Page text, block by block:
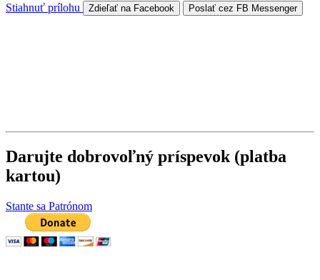
Stiahnuť prílohu Zdieľať na Facebook Poslať cez FB Messenger
Darujte dobrovoľný príspevok (platba
kartou)
Stante sa Patrónom